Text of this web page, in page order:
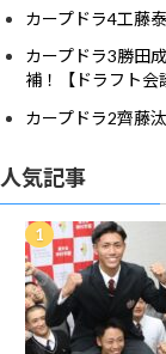
カープドラ4工藤
カープドラ3勝田
補！【ドラフト会
カープドラ2齊藤
人気記事